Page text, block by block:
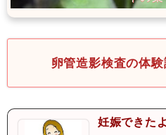
卵管造影検査の体
妊娠できた